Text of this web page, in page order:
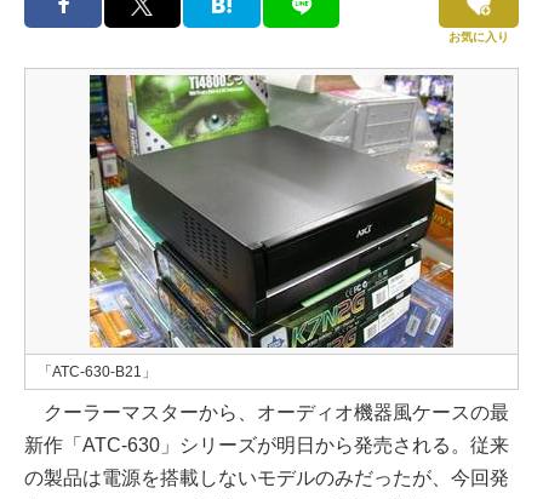
お気に入り
「ATC-630-B21」
クーラーマスターから、オーディオ機器風ケースの最
新作「ATC-630」シリーズが明日から発売される。従来
の製品は電源を搭載しないモデルのみだったが、今回発